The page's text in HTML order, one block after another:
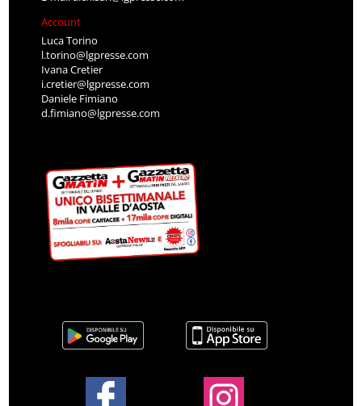
Account
Luca Torino
l.torino@lgpresse.com
Ivana Cretier
i.cretier@lgpresse.com
Daniele Fimiano
d.fimiano@lgpresse.com